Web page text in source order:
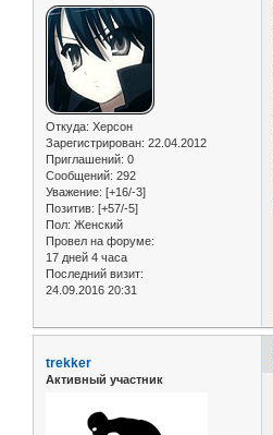
Откуда: Херсон
Зарегистрирован: 22.04.2012
Приглашений: 0
Сообщений: 292
Уважение: [+16/-3]
Позитив: [+57/-5]
Пол: Женский
Провел на форуме:
17 дней 4 часа
Последний визит:
24.09.2016 20:31
trekker
Активный участник